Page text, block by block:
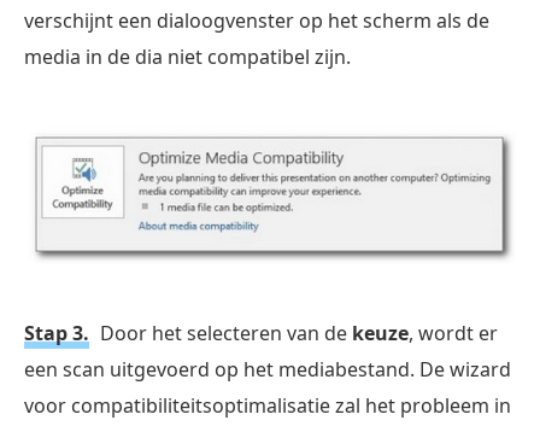
verschijnt een dialoogvenster op het scherm als de
media in de dia niet compatibel zijn.
Stap 3. Door het selecteren van de keuze, wordt er
een scan uitgevoerd op het mediabestand. De wizard
voor compatibiliteitsoptimalisatie zal het probleem in